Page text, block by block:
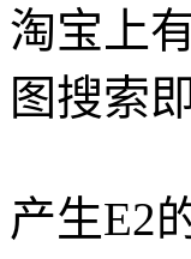
淘宝上
图搜索
产生E2